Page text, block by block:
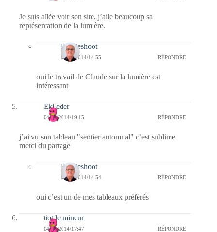
Je suis allée voir son site, j’aile beaucoup sa
représentation de la lumière.
Bernieshoot
05/10/2014/14:55 RÉPONDRE
oui le travail de Claude sur la lumière est
intéressant
Eki eder
04/10/2014/19:15 RÉPONDRE
j’ai vu son tableau "sentier automnal" c’est sublime.
merci du partage
Bernieshoot
05/10/2014/14:54 RÉPONDRE
oui c’est un de mes tableaux préférés
tiot le mineur
04/10/2014/17:47 RÉPONDRE